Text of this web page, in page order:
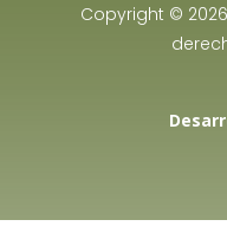
Copyright ©